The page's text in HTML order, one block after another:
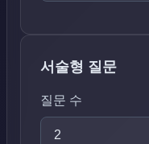
서술형 질문
질문 수